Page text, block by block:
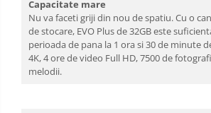
Capacitate mare
Nu va faceti griji din nou de spatiu. Cu o
de stocare, EVO Plus de 32GB este
perioada de pana la 1 ora si 30 de minute
4K, 4 ore de video Full HD, 7500 de
melodii.